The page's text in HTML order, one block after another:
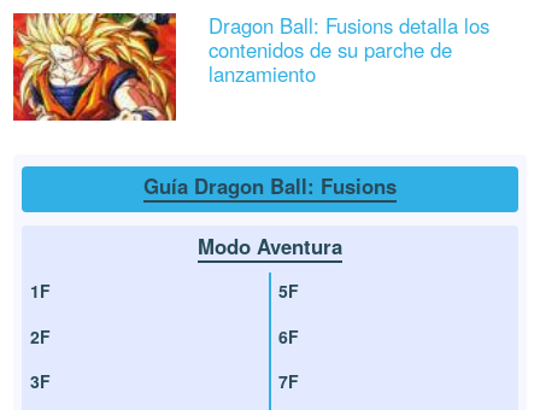
Dragon Ball: Fusions detalla los
contenidos de su parche de
lanzamiento
Guía Dragon Ball: Fusions
Modo Aventura
1F
2F
3F
5F
6F
7F